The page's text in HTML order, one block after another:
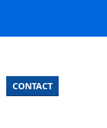
CONTACT